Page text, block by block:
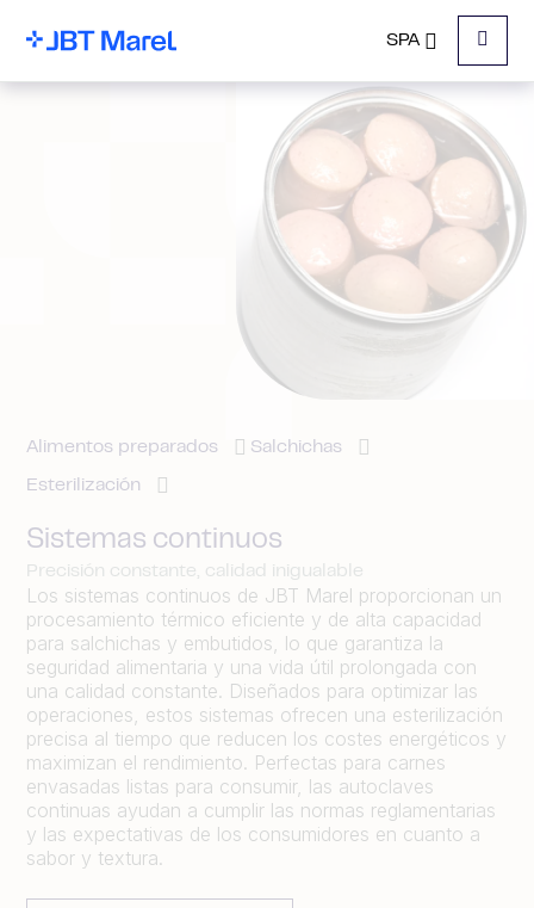
SPA
Menu
Alimentos preparados Salchichas
Esterilización
Sistemas continuos
Precisión constante, calidad inigualable
Los sistemas continuos de JBT Marel proporcionan un
procesamiento térmico eficiente y de alta capacidad
para salchichas y embutidos, lo que garantiza la
seguridad alimentaria y una vida útil prolongada con
una calidad constante. Diseñados para optimizar las
operaciones, estos sistemas ofrecen una esterilización
precisa al tiempo que reducen los costes energéticos y
maximizan el rendimiento. Perfectas para carnes
envasadas listas para consumir, las autoclaves
continuas ayudan a cumplir las normas reglamentarias
y las expectativas de los consumidores en cuanto a
sabor y textura.